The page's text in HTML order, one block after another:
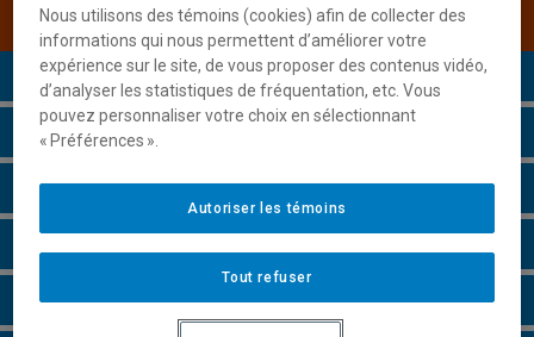
disponible.Cliquez ici pour la consulter.
Présentation du programme
Conditions d'admission
Cours à suivre et horaires
Perspectives professionnelles
Nous utilisons des témoins (cookies) afin de collecter des
informations qui nous permettent d’améliorer votre
expérience sur le site, de vous proposer des contenus vidéo,
d’analyser les statistiques de fréquentation, etc. Vous
pouvez personnaliser votre choix en sélectionnant
« Préférences ».
Tout refuser
Autoriser les témoins